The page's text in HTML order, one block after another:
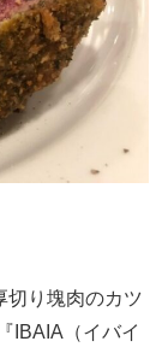
切り塊肉のカツ
IBAIA （イバイ